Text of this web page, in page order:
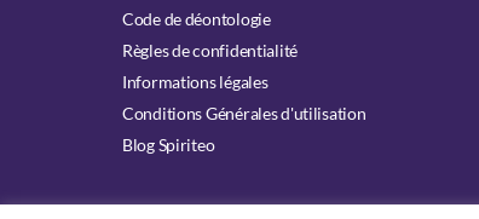
Code de déontologie
Règles de confidentialité
Informations légales
Conditions Générales d'utilisation
Blog Spiriteo